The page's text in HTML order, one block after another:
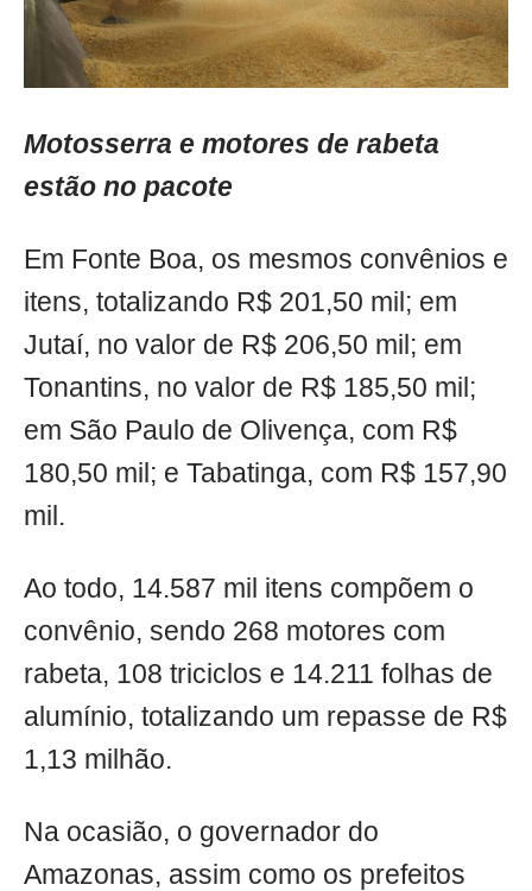
Motosserra e motores de rabeta
estão no pacote
Em Fonte Boa, os mesmos convênios e
itens, totalizando R$ 201,50 mil; em
Jutaí, no valor de R$ 206,50 mil; em
Tonantins, no valor de R$ 185,50 mil;
em São Paulo de Olivença, com R$
180,50 mil; e Tabatinga, com R$ 157,90
mil.
Ao todo, 14.587 mil itens compõem o
convênio, sendo 268 motores com
rabeta, 108 triciclos e 14.211 folhas de
alumínio, totalizando um repasse de R$
1,13 milhão.
Na ocasião, o governador do
Amazonas, assim como os prefeitos